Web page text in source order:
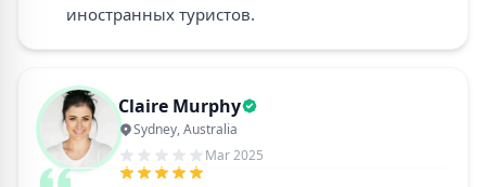
иностранных туристов.
Claire Murphy
Sydney, Australia
Mar 2025